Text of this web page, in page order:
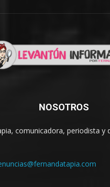
NOSOTROS
comunicadora, periodista y